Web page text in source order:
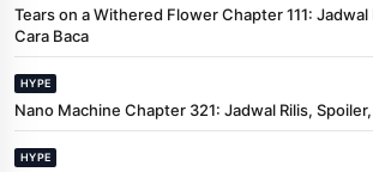
Tears on a Withered Flower Chapter 111: Jadwal
Cara Baca
HYPE
Nano Machine Chapter 321: Jadwal Rilis,
HYPE